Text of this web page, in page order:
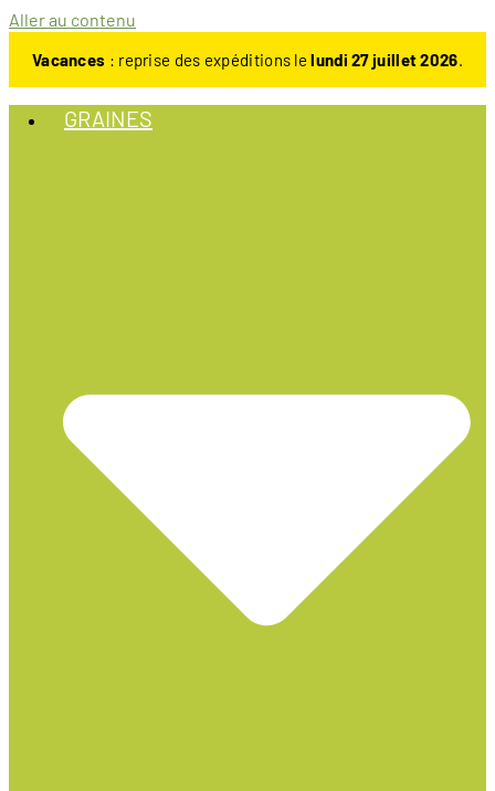
Aller au contenu
Vacances : reprise des expéditions lelundi 27 juillet 2026.
GRAINES